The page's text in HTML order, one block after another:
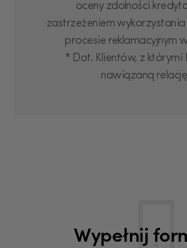
oceny zdolności
zastrzeżeniem wykorzystania
procesie reklamacyjnym w
* Dot. Klientów, z którymi
nawiązaną
Wypełnij